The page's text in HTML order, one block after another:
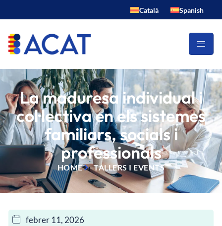
Català Spanish
La maduresa individual i
col·lectiva en els sistemes
familiars, socials i
professionals
HOME TALLERS I EVENTS
febrer 11, 2026